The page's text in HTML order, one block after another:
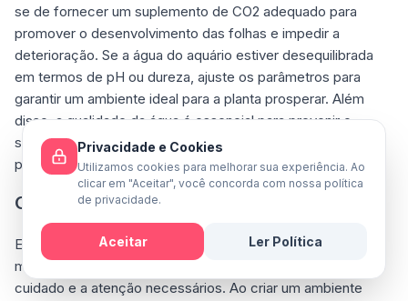
se de fornecer um suplemento de CO2 adequado para
promover o desenvolvimento das folhas e impedir a
deterioração. Se a água do aquário estiver desequilibrada
em termos de pH ou dureza, ajuste os parâmetros para
garantir um ambiente ideal para a planta prosperar. Além
disso, a qualidade da água é essencial para prevenir o
surgimento de algas e outras condições adversas que
possam prejudicar a Cabomba furcata.
Considerações finais
Em conclusão, a Cabomba furcata é uma adição
maravilhosa a qualquer aquário, desde que seja fornecido o
cuidado e a atenção necessários. Ao criar um ambiente
Privacidade e Cookies
Utilizamos cookies para melhorar sua experiência. Ao
clicar em "Aceitar", você concorda com nossa política
de privacidade.
Aceitar
Ler Política